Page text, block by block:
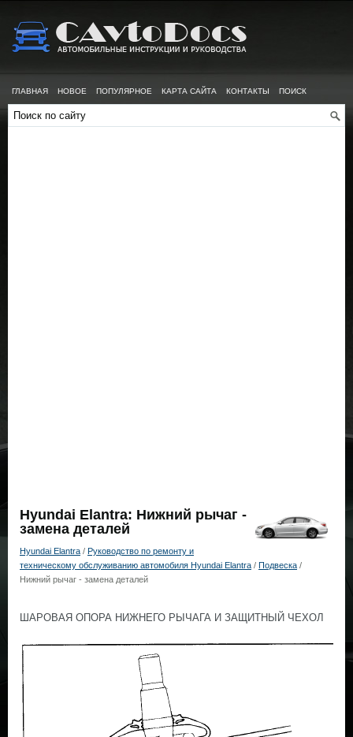
ГЛАВНАЯ НОВОЕ ПОПУЛЯРНОЕ КАРТА САЙТА КОНТАКТЫ ПОИСК
Hyundai Elantra: Нижний рычаг -
замена деталей
Hyundai Elantra / Руководство по ремонту и
техническому обслуживанию автомобиля Hyundai Elantra / Подвеска /
Нижний рычаг - замена деталей
ШАРОВАЯ ОПОРА НИЖНЕГО РЫЧАГА И ЗАЩИТНЫЙ ЧЕХОЛ